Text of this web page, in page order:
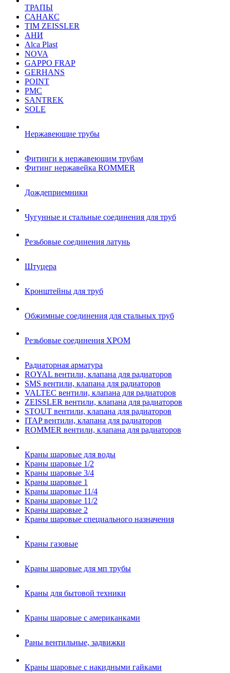
ТРАПЫ
САНАКС
TIM ZEISSLER
АНИ
Alca Plast
NOVA
GAPPO FRAP
GERHANS
POINT
РМС
SANTREK
SOLE
Нержавеющие трубы
Фитинги к нержавеющим трубам
Фитинг нержавейка ROMMER
Дождеприемники
Чугунные и стальные соединения для труб
Резьбовые соединения латунь
Штуцера
Кронштейны для труб
Обжимные соединения для стальных труб
Резьбовые соединения ХРОМ
Радиаторная арматура
ROYAL вентили, клапана для радиаторов
SMS вентили, клапана для радиаторов
VALTEC вентили, клапана для радиаторов
ZEISSLER вентили, клапана для радиаторов
STOUT вентили, клапана для радиаторов
ITAP вентили, клапана для радиаторов
ROMMER вентили, клапана для радиаторов
Краны шаровые для воды
Краны шаровые 1/2
Краны шаровые 3/4
Краны шаровые 1
Краны шаровые 11/4
Краны шаровые 11/2
Краны шаровые 2
Краны шаровые специального назначения
Краны газовые
Краны шаровые для мп трубы
Краны для бытовой техники
Краны шаровые с американками
Раны вентильные, задвижки
Краны шаровые с накидными гайками